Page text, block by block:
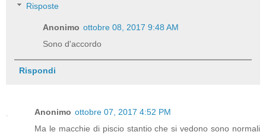
Risposte
Anonimo ottobre 08, 2017 9:48 AM
Sono d'accordo
Rispondi
Anonimo ottobre 07, 2017 4:52 PM
Ma le macchie di piscio stantio che si vedono sono normali